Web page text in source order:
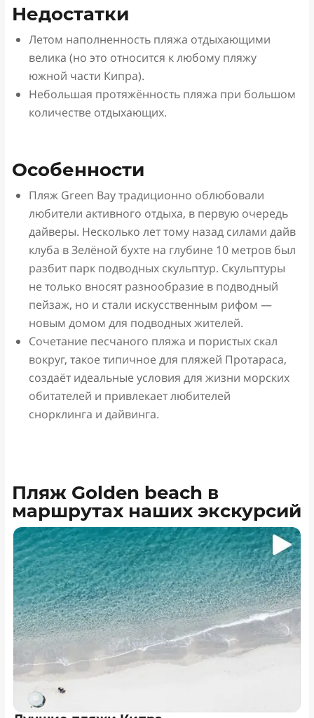
Недостатки
Летом наполненность пляжа отдыхающими
велика (но это относится к любому пляжу
южной части Кипра).
Небольшая протяжённость пляжа при большом
количестве отдыхающих.
Особенности
Пляж Green Bay традиционно облюбовали
любители активного отдыха, в первую очередь
дайверы. Несколько лет тому назад силами дайв
клуба в Зелёной бухте на глубине 10 метров был
разбит парк подводных скульптур. Скульптуры
не только вносят разнообразие в подводный
пейзаж, но и стали искусственным рифом —
новым домом для подводных жителей.
Сочетание песчаного пляжа и пористых скал
вокруг, такое типичное для пляжей Протараса,
создаёт идеальные условия для жизни морских
обитателей и привлекает любителей
снорклинга и дайвинга.
Пляж Golden beach в
маршрутах наших экскурсий